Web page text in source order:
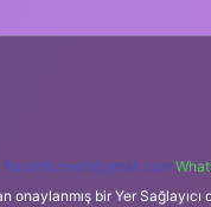
forumhizmeti@gmail.com
onaylanmış bir Yer